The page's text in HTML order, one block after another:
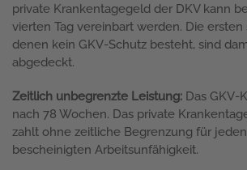
private Krankentagegeld der DKV kann
vierten Tag vereinbart werden. Die ersten
denen kein GKV-Schutz besteht, sind
abgedeckt.
Zeitlich unbegrenzte Leistung: Das GKV-
nach 78 Wochen. Das private
zahlt ohne zeitliche Begrenzung für
bescheinigten Arbeitsunfähigkeit.